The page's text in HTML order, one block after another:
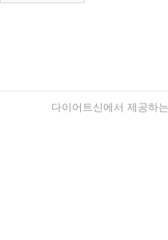
다이어트신에서 제공하